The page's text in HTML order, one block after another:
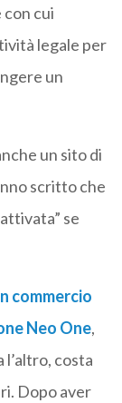
cui
legale per
un
un sito di
scritto che
se
commercio
Neo One,
costa
Dopo aver